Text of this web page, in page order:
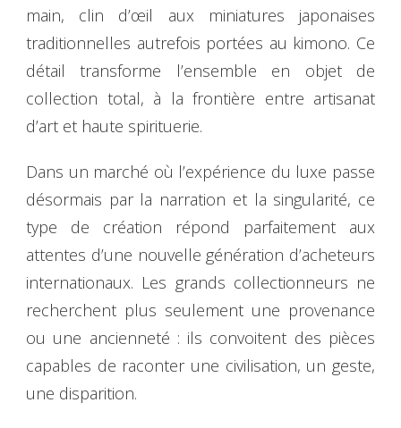
main, clin d’œil aux miniatures japonaises
traditionnelles autrefois portées au kimono. Ce
détail transforme l’ensemble en objet de
collection total, à la frontière entre artisanat
d’art et haute spirituerie.
Dans un marché où l’expérience du luxe passe
désormais par la narration et la singularité, ce
type de création répond parfaitement aux
attentes d’une nouvelle génération d’acheteurs
internationaux. Les grands collectionneurs ne
recherchent plus seulement une provenance
ou une ancienneté : ils convoitent des pièces
capables de raconter une civilisation, un geste,
une disparition.